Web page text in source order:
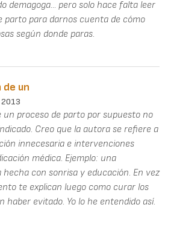
demagoga... pero solo hace falta leer
parto para darnos cuenta de cómo
según donde paras.
de un
2013
un proceso de parto por supuesto no
Creo que la autora se refiere a
innecesaria e intervenciones
médica. Ejemplo: una
con sonrisa y educación. En vez
te explican luego como curar los
haber evitado. Yo lo he entendido así.